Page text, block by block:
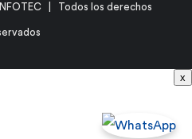
| Todos los derechos
x